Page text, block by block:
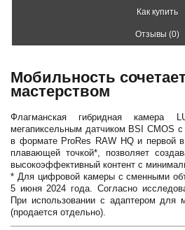
Как купить
Отзывы (0)
Мобильность
мастерством
Флагманская гибридная камера
мегапиксельным датчиком BSI CMOS
в формате ProRes RAW HQ и первой
плавающей точкой*, позволяет
высокоэффективный контент с
* Для цифровой камеры с сменными
5 июня 2024 года. Согласно
При использовании с адаптером для
(продается отдельно).